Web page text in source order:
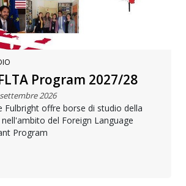
Program 2027/28
2026
Fulbright offre borse di studio della
del Foreign Language
Program